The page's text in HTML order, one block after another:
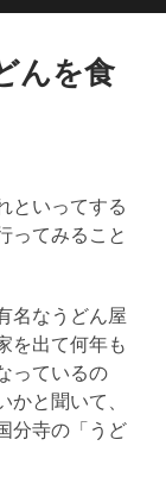
ー
ル
え
る
んを食
といってする
ってみること
名なうどん屋
を出て何年も
っているの
と聞いて、
分寺の「うど